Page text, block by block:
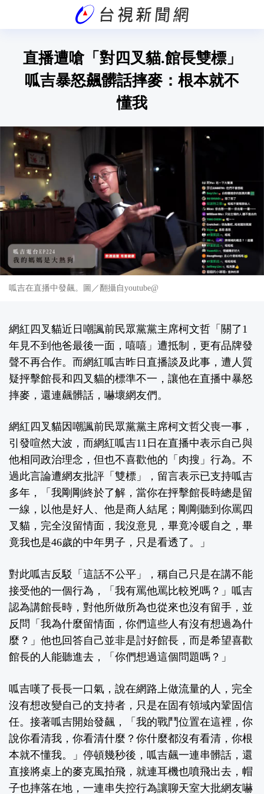
直播遭嗆「對四叉貓.館長雙標」
呱吉暴怒飆髒話摔麥：根本就不
懂我
呱吉在直播中發飆。圖／翻攝自youtube@
網紅四叉貓近日嘲諷前民眾黨黨主席柯文哲「關了1
年見不到他爸最後一面，嘻嘻」遭抵制，更有品牌發
聲不再合作。而網紅呱吉昨日直播談及此事，遭人質
疑抨擊館長和四叉貓的標準不一，讓他在直播中暴怒
摔麥，還連飆髒話，嚇壞網友們。
網紅四叉貓因嘲諷前民眾黨黨主席柯文哲父喪一事，
引發喧然大波，而網紅呱吉11日在直播中表示自己與
他相同政治理念，但也不喜歡他的「肉搜」行為。不
過此言論遭網友批評「雙標」，留言表示已支持呱吉
多年，「我剛剛終於了解，當你在抨擊館長時總是留
一線，以他是好人、他是商人結尾；剛剛聽到你罵四
叉貓，完全沒留情面，我沒意見，畢竟冷暖自之，畢
竟我也是46歲的中年男子，只是看透了。」
對此呱吉反駁「這話不公平」，稱自己只是在講不能
接受他的一個行為，「我有罵他罵比較兇嗎？」呱吉
認為講館長時，對他所做所為也從來也沒有留手，並
反問「我為什麼留情面，你們這些人有沒有想過為什
麼？」他也回答自己並非是討好館長，而是希望喜歡
館長的人能聽進去，「你們想過這個問題嗎？」
呱吉嘆了長長一口氣，說在網路上做流量的人，完全
沒有想改變自己的支持者，只是在固有領域內鞏固信
任。接著呱吉開始發飆，「我的戰鬥位置在這裡，你
說你看清我，你看清什麼？你什麼都沒有看清，你根
本就不懂我。」停頓幾秒後，呱吉飆一連串髒話，還
直接將桌上的麥克風拍飛，就連耳機也噴飛出去，帽
子也摔落在地，一連串失控行為讓聊天室大批網友嚇